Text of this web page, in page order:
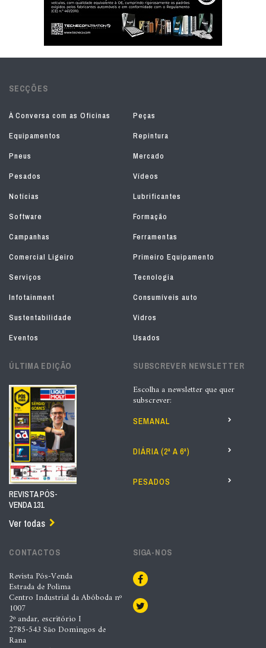
SECÇÕES
À Conversa com as Oficinas
Peças
Equipamentos
Repintura
Pneus
Mercado
Pesados
Vídeos
Notícias
Lubrificantes
Software
Formação
Campanhas
Ferramentas
Comercial Ligeiro
Primeiro Equipamento
Serviços
Tecnologia
Infotainment
Consumíveis auto
Sustentabilidade
Vidros
Eventos
Usados
ÚLTIMA EDIÇÃO
REVISTA PÓS-
VENDA 131
Ver todas
SUBSCREVER NEWSLETTER
Escolha a newsletter que quer
subscrever:
SEMANAL
DIÁRIA (2ª A 6ª)
PESADOS
CONTACTOS
Revista Pós-Venda
Estrada de Polima
Centro Industrial da Abóboda nº
1007
2º andar, escritório I
2785-543 São Domingos de
Rana
SIGA-NOS